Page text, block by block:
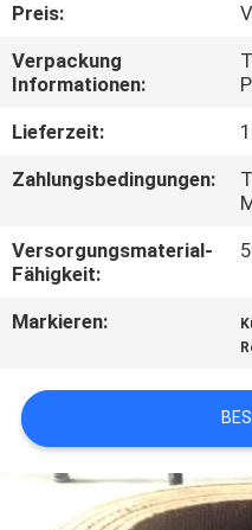
TRETEN
SIE
MIT
UNS
VERBINDUNG
FORDERN
ZITAT
SITEMAP
Preis:
Verpackung
Informationen:
Lieferzeit:
Zahlungsbedingungen:
Versorgungsmaterial-
Fähigkeit:
Markieren: